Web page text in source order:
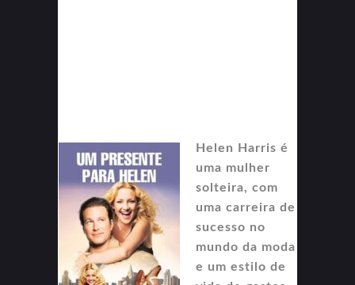
Helen Harris é
uma mulher
solteira, com
uma carreira de
sucesso no
mundo da moda
e um estilo de